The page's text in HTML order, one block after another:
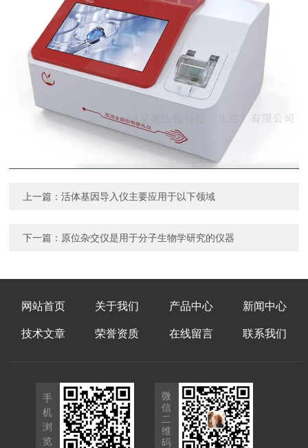
上一篇：活体基因导入仪主要应用于以下领域
下一篇： 原位杂交仪是用于分子生物学研究的仪器
网站首页 关于我们 产品中心 新闻中心
技术文章 荣誉资质 在线留言 联系我们
手
机
浏
览
微
信
二
维
码